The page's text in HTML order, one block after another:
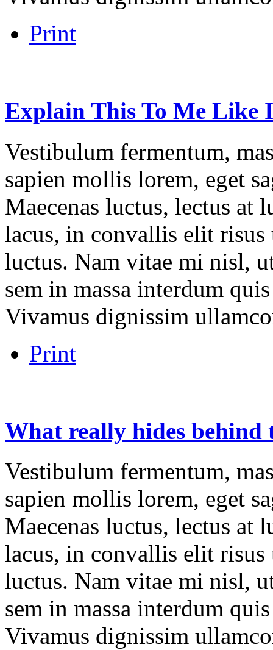
Print
Explain This To Me Like
Vestibulum fermentum,
sapien mollis lorem, eget
Maecenas luctus, lectus at
lacus, in convallis elit risus
luctus. Nam vitae mi nisl,
sem in massa interdum
Vivamus dignissim
Print
What really hides behind
Vestibulum fermentum,
sapien mollis lorem, eget
Maecenas luctus, lectus at
lacus, in convallis elit risus
luctus. Nam vitae mi nisl,
sem in massa interdum
Vivamus dignissim